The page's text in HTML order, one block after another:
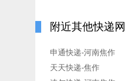
附近其他快递
申通快递-河南焦作
天天快递-焦作